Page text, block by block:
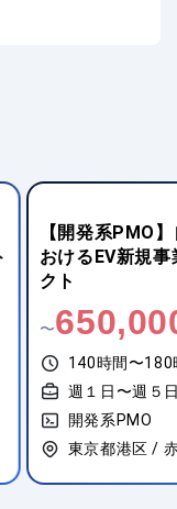
【開発系PMO
おけるEV新規
クト
〜
140時間〜180
週１日〜週５
開発系PMO
東京都港区 /